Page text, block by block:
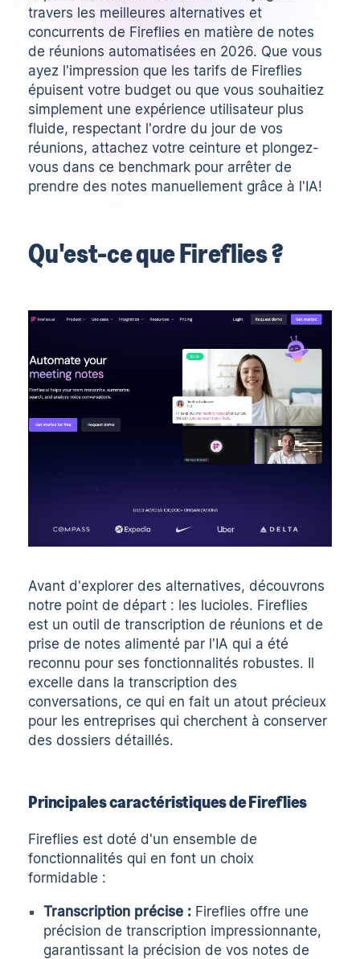
travers les meilleures alternatives et
concurrents de Fireflies en matière de notes
de réunions automatisées en 2026. Que vous
ayez l'impression que les tarifs de Fireflies
épuisent votre budget ou que vous souhaitiez
simplement une expérience utilisateur plus
fluide, respectant l'ordre du jour de vos
réunions, attachez votre ceinture et plongez-
vous dans ce benchmark pour arrêter de
prendre des notes manuellement grâce à l'IA!
Qu'est-ce que Fireflies ?
Avant d'explorer des alternatives, découvrons
notre point de départ : les lucioles. Fireflies
est un outil de transcription de réunions et de
prise de notes alimenté par l'IA qui a été
reconnu pour ses fonctionnalités robustes. Il
excelle dans la transcription des
conversations, ce qui en fait un atout précieux
pour les entreprises qui cherchent à conserver
des dossiers détaillés.
Principales caractéristiques de Fireflies
Fireflies est doté d'un ensemble de
fonctionnalités qui en font un choix
formidable :
Transcription précise : Fireflies offre une
précision de transcription impressionnante,
garantissant la précision de vos notes de